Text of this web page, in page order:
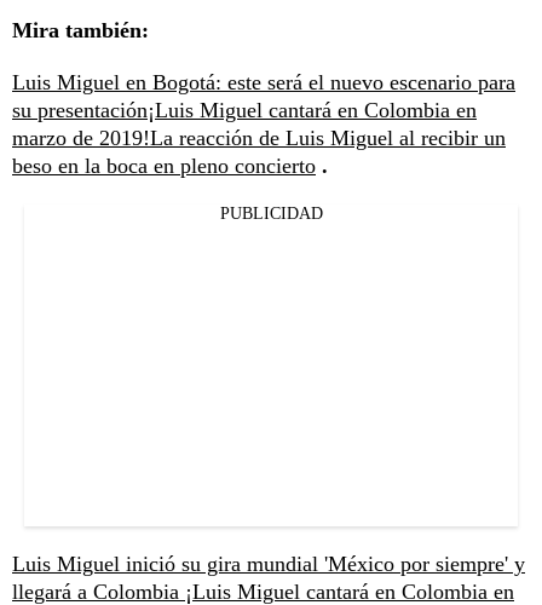
Mira también:
Luis Miguel en Bogotá: este será el nuevo escenario para
su presentación¡Luis Miguel cantará en Colombia en
marzo de 2019!La reacción de Luis Miguel al recibir un
beso en la boca en pleno concierto .
PUBLICIDAD
Luis Miguel inició su gira mundial 'México por siempre' y
llegará a Colombia ¡Luis Miguel cantará en Colombia en